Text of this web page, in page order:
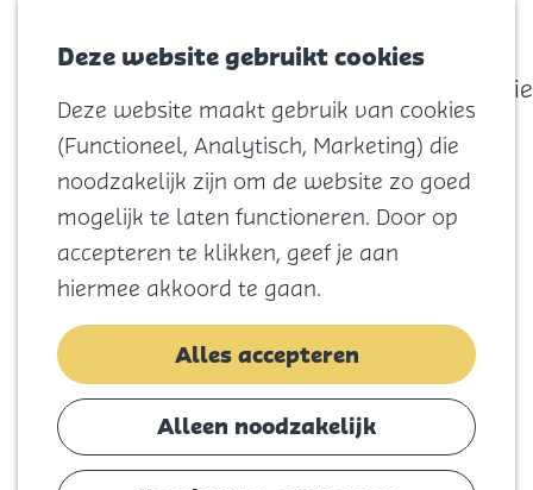
Deze website gebruikt cookies
Deze website maakt gebruik van cookies
(Functioneel, Analytisch, Marketing) die
noodzakelijk zijn om de website zo goed
mogelijk te laten functioneren. Door op
accepteren te klikken, geef je aan
hiermee akkoord te gaan.
Alles accepteren
Alleen noodzakelijk
Menu
Zoeken
Watersport
Eilandhistorie
Voor kids
Naar het
strand
Natuur
Cultuur en
Winkelen
Koningsdag
Blijf
Eten